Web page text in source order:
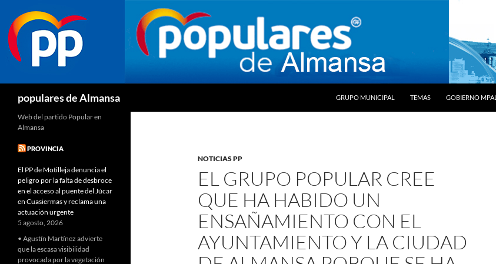
populares de Almansa
GRUPO MUNICIPAL
TEMAS GOBIERNO MPAL
NOTICIAS PP
EL GRUPO POPULAR CREE
QUE HA HABIDO UN
ENSAÑAMIENTO CON EL
AYUNTAMIENTO Y LA CIUDAD
Web del partido Popular en
Almansa
PROVINCIA
El PP de Motilleja denuncia el
peligro por la falta de desbroce
en el acceso al puente del Júcar
en Cuasiermas y reclama una
actuación urgente
5 agosto, 2026
• Agustín Martínez advierte
que la escasa visibilidad
provocada por la vegetación